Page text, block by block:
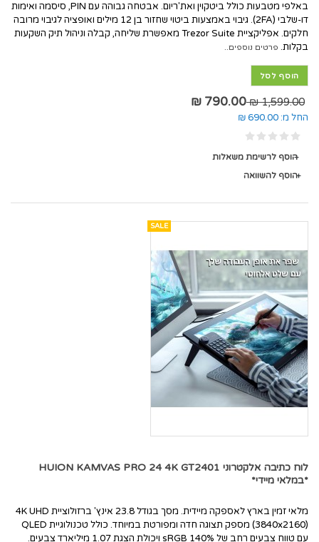
באלפי מטבעות כולל ביטקוין ואת'ריום. אבטחה גבוהה עם PIN, סיסמה ואימות
דו-שלבי (2FA). גיבוי באמצעות ביטוי שחזור בן 12 מילים ואופציה לגיבוי מרובה
חלקים. אפליקציית Trezor Suite מאפשרת שליחה, קבלה וניהול תיק השקעות
בקלות. פרטים נוספים..
הוסף לסל
1,599.00 ₪
790.00 ₪
החל מ: 690.00 ₪
הוסף לרשימת משאלות
הוסף להשוואה
SALE
לוח כתיבה אלקטרוני HUION KAMVAS PRO 24 4K GT2401
*במלאי מיידי*
מלאי זמין בארץ לאספקה מיידית. מסך בגודל 23.8 אינץ' ברזולוציית 4K UHD
(3840x2160) מספק תצוגה חדה ומפורטת במיוחד. כולל טכנולוגיית QLED
עם טווח צבעים רחב של 140% sRGB ויכולת הצגת 1.07 מיליארד צבעים.